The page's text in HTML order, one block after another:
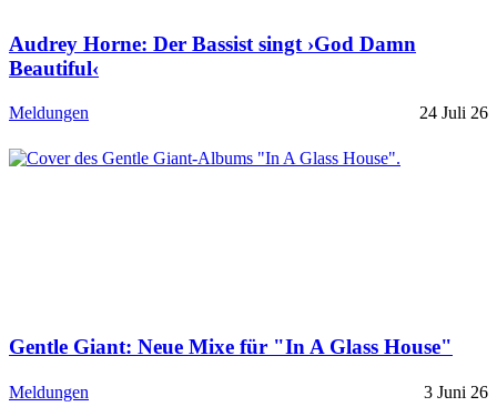
Audrey Horne: Der Bassist singt ›God Damn
Beautiful‹
Meldungen 24 Juli 26
Gentle Giant: Neue Mixe für "In A Glass House"
Meldungen 3 Juni 26